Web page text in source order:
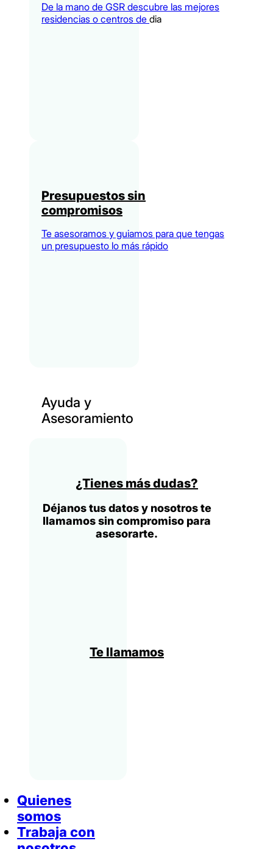
De la mano de GSR descubre las mejores
residencias o centros de dia
Presupuestos sin
compromisos
Te asesoramos y guiamos para que tengas
un presupuesto lo más rápido
Ayuda y
Asesoramiento
¿Tienes más dudas?
Déjanos tus datos y nosotros te
llamamos sin compromiso para
asesorarte.
Te llamamos
Quienes
somos
Trabaja con